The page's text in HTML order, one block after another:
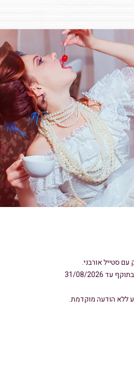
סטייל אורבני.
ללא הודעה מוקדמת.